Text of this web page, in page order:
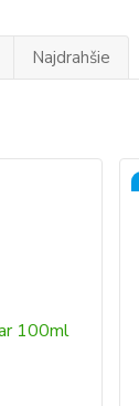
Najdrahšie